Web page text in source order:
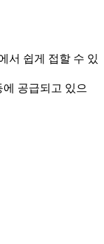
서 쉽게 접할 수 있
공급되고 있으